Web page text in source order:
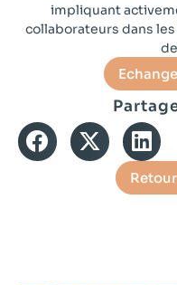
impliquant
collaborateurs dans